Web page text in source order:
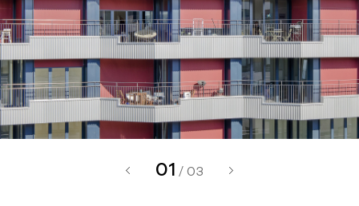
01 / 03
Patriarche.
Augmented
Architecture
Patriarche.